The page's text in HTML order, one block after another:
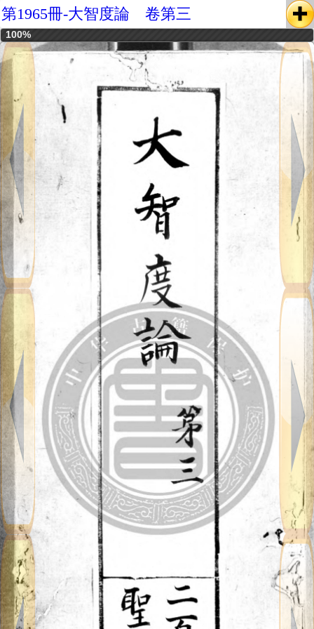
第1965冊-大智度論 卷第三
100%